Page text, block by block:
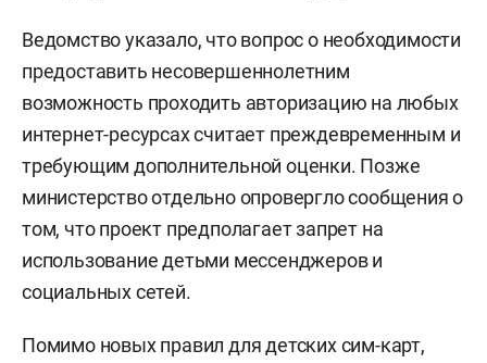
Ведомство указало, что вопрос о необходимости
предоставить несовершеннолетним
возможность проходить авторизацию на любых
интернет-ресурсах считает преждевременным и
требующим дополнительной оценки. Позже
министерство отдельно опровергло сообщения о
том, что проект предполагает запрет на
использование детьми мессенджеров и
социальных сетей.
Помимо новых правил для детских сим-карт,